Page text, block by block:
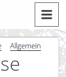
Allgemein